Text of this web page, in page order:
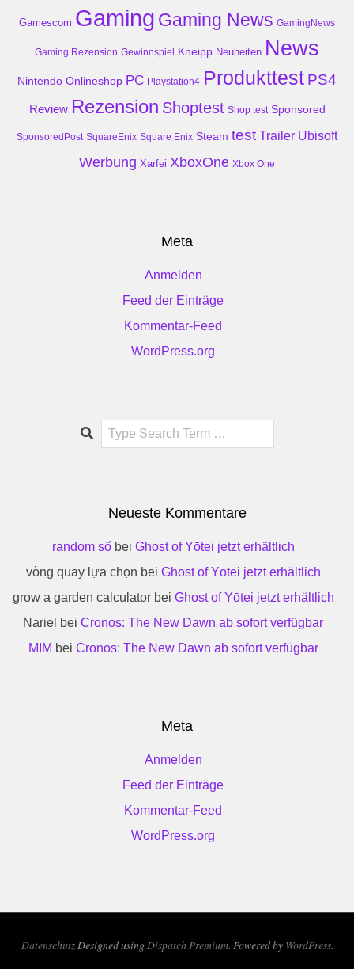
Gamescom Gaming Gaming News GamingNews
Gaming Rezension Gewinnspiel Kneipp Neuheiten News
Nintendo Onlineshop PC Playstation4 Produkttest PS4
Review Rezension Shoptest Shop test Sponsored
SponsoredPost SquareEnix Square Enix Steam test Trailer Ubisoft
Werbung Xarfei XboxOne Xbox One
Meta
Anmelden
Feed der Einträge
Kommentar-Feed
WordPress.org
Search
Neueste Kommentare
random sốbei Ghost of Yōtei jetzt erhältlich
vòng quay lựa chọn bei Ghost of Yōtei jetzt erhältlich
grow a garden calculatorbei Ghost of Yōtei jetzt erhältlich
Nariel bei Cronos: The New Dawn ab sofort verfügbar
MIM bei Cronos: The New Dawn ab sofort verfügbar
Meta
Anmelden
Feed der Einträge
Kommentar-Feed
WordPress.org
DatenschutzDesigned usingDispatch Premium. Powered by WordPress.